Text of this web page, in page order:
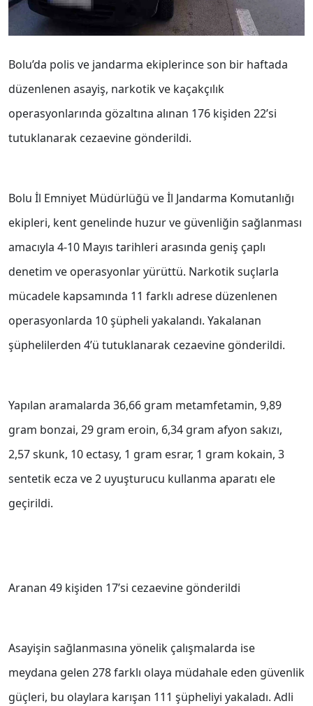
Bolu’da polis ve jandarma ekiplerince son bir haftada
düzenlenen asayiş, narkotik ve kaçakçılık
operasyonlarında gözaltına alınan 176 kişiden 22’si
tutuklanarak cezaevine gönderildi.
Bolu İl Emniyet Müdürlüğü ve İl Jandarma Komutanlığı
ekipleri, kent genelinde huzur ve güvenliğin sağlanması
amacıyla 4-10 Mayıs tarihleri arasında geniş çaplı
denetim ve operasyonlar yürüttü. Narkotik suçlarla
mücadele kapsamında 11 farklı adrese düzenlenen
operasyonlarda 10 şüpheli yakalandı. Yakalanan
şüphelilerden 4’ü tutuklanarak cezaevine gönderildi.
Yapılan aramalarda 36,66 gram metamfetamin, 9,89
gram bonzai, 29 gram eroin, 6,34 gram afyon sakızı,
2,57 skunk, 10 ectasy, 1 gram esrar, 1 gram kokain, 3
sentetik ecza ve 2 uyuşturucu kullanma aparatı ele
geçirildi.
Aranan 49 kişiden 17’si cezaevine gönderildi
Asayişin sağlanmasına yönelik çalışmalarda ise
meydana gelen 278 farklı olaya müdahale eden güvenlik
güçleri, bu olaylara karışan 111 şüpheliyi yakaladı. Adli